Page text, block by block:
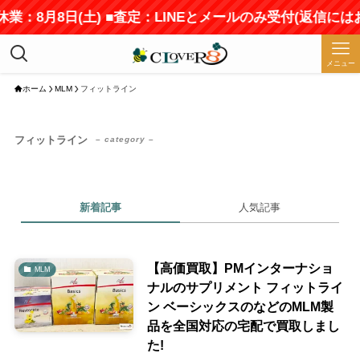
：8月8日(土) ■査定：LINEとメールのみ受付(返信には
メニュー
ホーム MLM フィットライン
フィットライン – category –
新着記事 人気記事
MLM
【高価買取】PMインターナショ
ナルのサプリメント フィットライ
ン ベーシックスのなどのMLM製
品を全国対応の宅配で買取しまし
た!